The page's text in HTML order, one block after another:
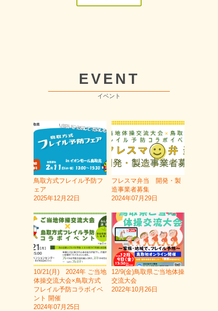
EVENT
イベント
鳥取方式フレイル予防フ
ェア
2025年12月22日
フレスマ弁当 開発・製
造事業者募集
2024年07月29日
10/21(月) 2024年 ご当地
体操交流大会×鳥取方式
フレイル予防コラボイベ
ント 開催
2024年07月25日
12/9(金)鳥取県ご当地体操
交流大会
2022年10月26日